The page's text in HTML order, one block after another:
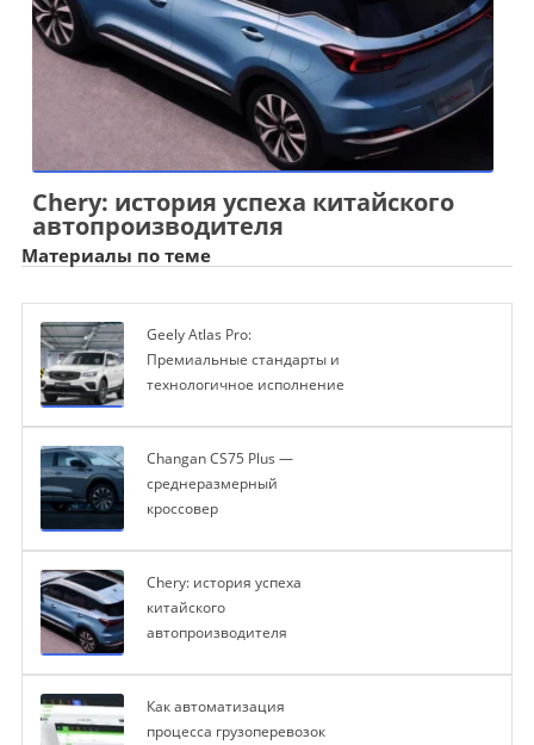
Chery: история успеха китайского
автопроизводителя
Материалы по теме
Geely Atlas Pro:
Премиальные стандарты и
технологичное исполнение
Changan CS75 Plus —
среднеразмерный
кроссовер
Chery: история успеха
китайского
автопроизводителя
Как автоматизация
процесса грузоперевозок